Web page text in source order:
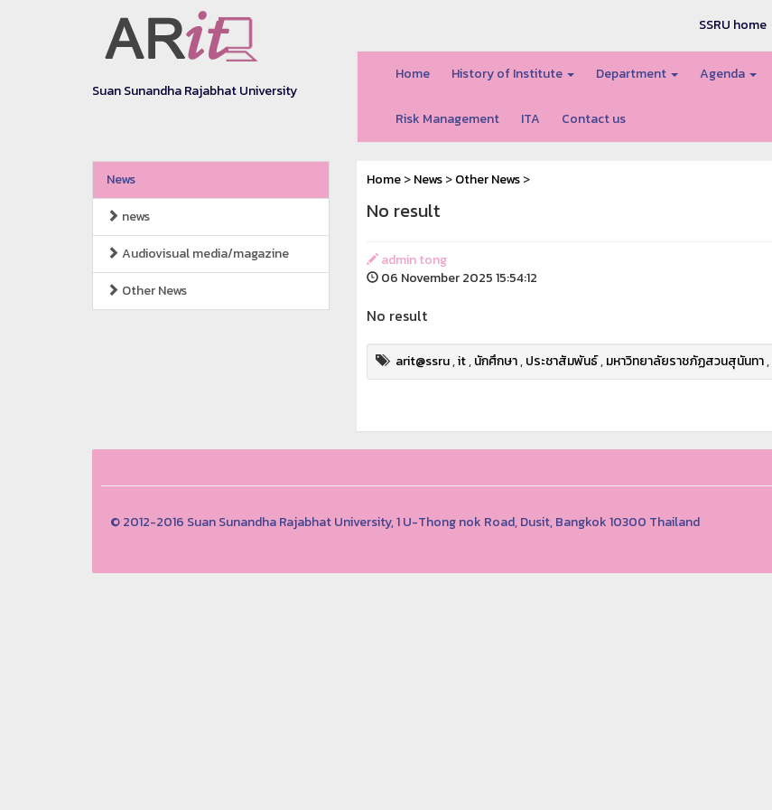
Suan Sunandha Rajabhat University
SSRU home
Home History of Institute Department Agenda
Risk Management ITA Contact us
News
news
Audiovisual media/magazine
Other News
Home>News>Other News>
No result
admin tong
06 November 2025 15:54:12
No result
arit@ssru,it,นักศึกษา,ประชาสัมพันธ์,มหาวิทยาลัยราชภัฏสวนสุนันทา,
© 2012-2016 Suan Sunandha Rajabhat University, 1 U-Thong nok Road, Dusit, Bangkok 10300 Thailand